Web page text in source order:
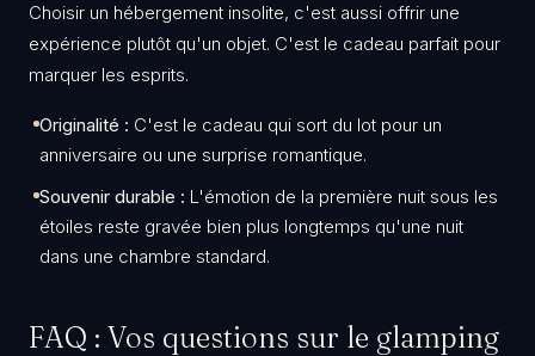
​Choisir un hébergement insolite, c'est aussi offrir une
expérience plutôt qu'un objet. C'est le cadeau parfait pour
marquer les esprits.
Originalité : C'est le cadeau qui sort du lot pour un
anniversaire ou une surprise romantique.
Souvenir durable : L'émotion de la première nuit sous les
étoiles reste gravée bien plus longtemps qu'une nuit
dans une chambre standard.
​FAQ : Vos questions sur le glamping